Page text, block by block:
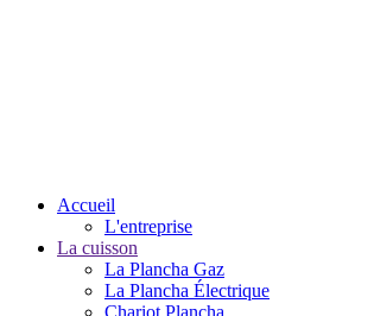
Accueil
L'entreprise
La cuisson
La Plancha Gaz
La Plancha Électrique
Chariot Plancha